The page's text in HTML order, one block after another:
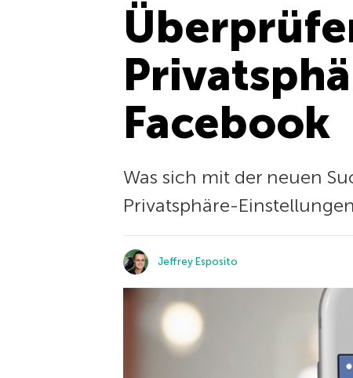
Facebook
Was sich mit der neuen
Privatsphäre-
Jeffrey Esposito